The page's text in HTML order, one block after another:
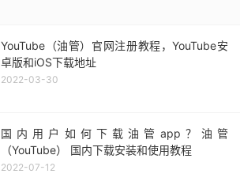
YouTube（油管）官网注册教程，YouTube安
卓版和iOS下载地址
2022-03-30
国内用户如何下载油管app？油管
（YouTube） 国内下载安装和使用教程
2022-07-12